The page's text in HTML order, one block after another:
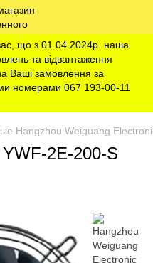
що з 01.04.2024р. наша
та відвантаження
Ваші замовлення за
номерами 067 193-00-11
Hangzhou Weiguang
2E-200-S